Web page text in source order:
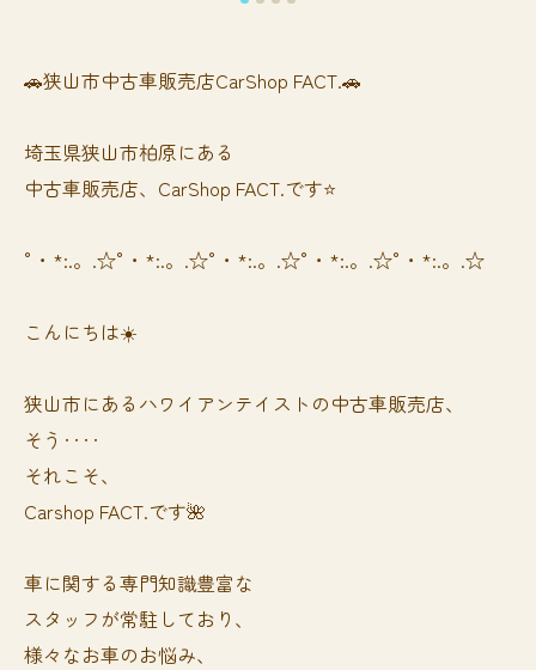
🚗狭山市中古車販売店CarShop FACT.🚗
埼玉県狭山市柏原にある
中古車販売店、CarShop FACT.です⭐️
°・*:.。.☆°・*:.。.☆°・*:.。.☆°・*:.。.☆°・*:.。.☆
こんにちは☀️
狭山市にあるハワイアンテイストの中古車販売店、
そう‥‥
それこそ、
Carshop FACT.です🌺
車に関する専門知識豊富な
スタッフが常駐しており、
様々なお車のお悩み、